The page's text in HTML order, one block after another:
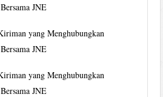
JNE
yang Menghubungkan
JNE
yang Menghubungkan
JNE